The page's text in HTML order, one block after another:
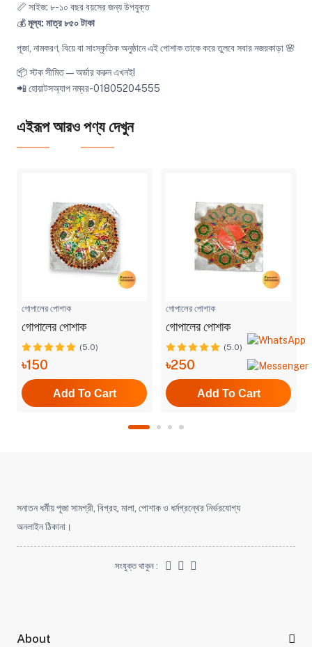
📏 সাইজ: ৮-১০ বছর বয়সের জন্য উপযুক্ত
💰মূল্য: মাত্র ৮৫০ টাকা
পূজা, নামকরণ, বিয়ে বা সাংস্কৃতিক অনুষ্ঠানে এই পোশাক তাকে করে তুলবে সবার নজরকাড়া 🌸
📦 স্টক সীমিত — অর্ডার করুন এখনই!
📲 হোয়াটসঅ্যাপ নম্বর-01805204555
এইরূপ আরও পণ্য দেখুন
গোপালের পোশাক
গোপালের পোশাক
(5.0)
৳150
Add To Cart
গোপালের পোশাক
গোপালের পোশাক
(5.0)
৳250
Add To Cart
সনাতন ধর্মীয় পূজা সামগ্রী, বিগ্রহ, মালা, পোশাক ও ধর্মগ্রন্থের নির্ভরযোগ্য
অনলাইন ঠিকানা।
সংযুক্ত থাকুন :
About